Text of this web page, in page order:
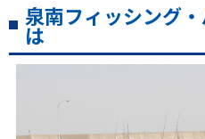
泉南フィッシング
は